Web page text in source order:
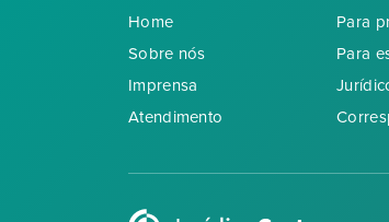
Home
Sobre nós
Imprensa
Atendimento
Para
Para